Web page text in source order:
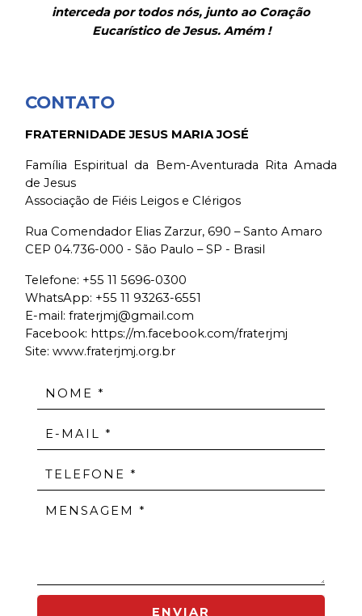
interceda por todos nós, junto ao Coração
Eucarístico de Jesus. Amém !
CONTATO
FRATERNIDADE JESUS MARIA JOSÉ
Família Espiritual da Bem-Aventurada Rita Amada
de Jesus
Associação de Fiéis Leigos e Clérigos
Rua Comendador Elias Zarzur, 690 – Santo Amaro
CEP 04.736-000 - São Paulo – SP - Brasil
Telefone: +55 11 5696-0300
WhatsApp: +55 11 93263-6551
E-mail: fraterjmj@gmail.com
Facebook: https://m.facebook.com/fraterjmj
Site: www.fraterjmj.org.br
ENVIAR